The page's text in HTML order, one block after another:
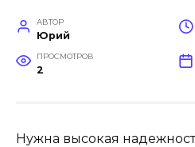
АВТОР
Юрий
ПРОСМОТРОВ
2
Нужна высокая